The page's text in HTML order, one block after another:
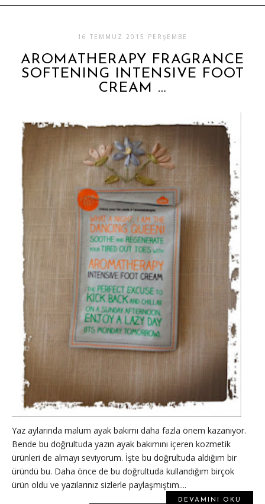
16 TEMMUZ 2015 PERŞEMBE
AROMATHERAPY FRAGRANCE
SOFTENING INTENSIVE FOOT
CREAM …
Yaz aylarında malum ayak bakımı daha fazla önem kazanıyor.
Bende bu doğrultuda yazın ayak bakımını içeren kozmetik
ürünleri de almayı seviyorum. İşte bu doğrultuda aldığım bir
üründü bu. Daha önce de bu doğrultuda kullandığım birçok
ürün oldu ve yazılarınız sizlerle paylaşmıştım....
DEVAMINI OKU